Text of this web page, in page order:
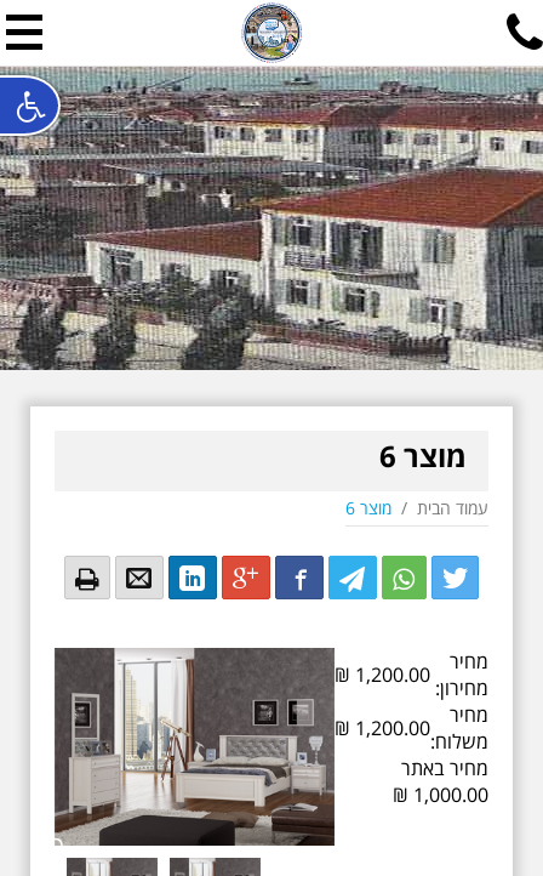
תל אביב שלי
תיור ישראלי בעריכת אילן
האתר המרכזי להיסטוריה של תל אביב ותולדות ארץ ישראל -
חייגו עכשיו:052-7747748
שלחו פנייה:ilan@mytelaviv.co.il
English עברית צור קשר
מוצר 6
עמוד הבית / מוצר 6
Twitter
Twitter
Twitter
Facebook
Google+
LinkedIn
Email
Email
מחיר
מחירון: 1,200.00
₪
מחיר
משלוח:1,200.00
₪
מחיר באתר
1,000.00
₪